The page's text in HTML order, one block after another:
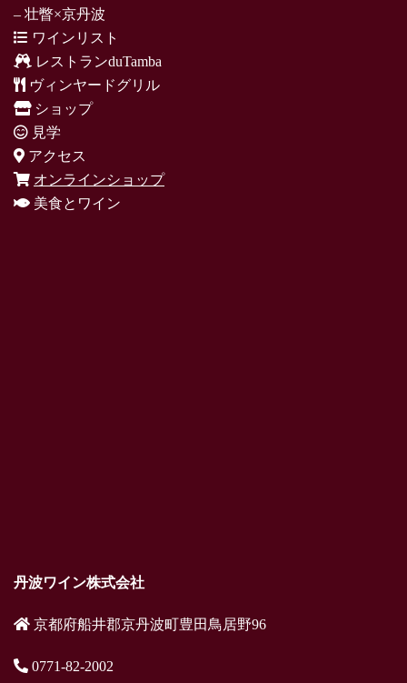
– 壮瞥×京丹波
ワインリスト
レストランduTamba
ヴィンヤードグリル
ショップ
見学
アクセス
オンラインショップ
美食とワイン
丹波ワイン株式会社
京都府船井郡京丹波町豊田鳥居野96
0771-82-2002